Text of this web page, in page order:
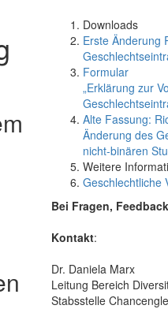
Downloads
Erste Änderung
Formular
„Erklärung zur
Alte Fassung:
Änderung des
nicht-binären
Weitere
Geschlechtliche
Bei Fragen,
Kontakt:
Dr. Daniela Marx
Leitung Bereich
Stabsstelle